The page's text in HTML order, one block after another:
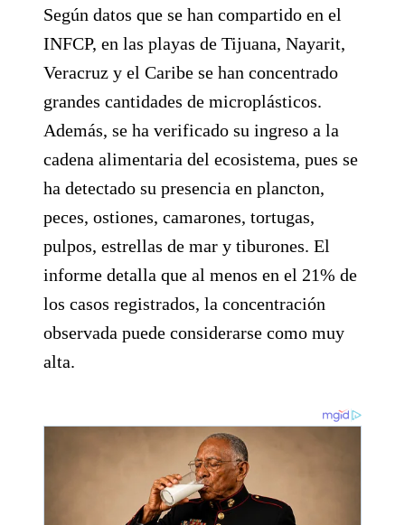
Según datos que se han compartido en el
INFCP, en las playas de Tijuana, Nayarit,
Veracruz y el Caribe se han concentrado
grandes cantidades de microplásticos.
Además, se ha verificado su ingreso a la
cadena alimentaria del ecosistema, pues se
ha detectado su presencia en plancton,
peces, ostiones, camarones, tortugas,
pulpos, estrellas de mar y tiburones. El
informe detalla que al menos en el 21% de
los casos registrados, la concentración
observada puede considerarse como muy
alta.